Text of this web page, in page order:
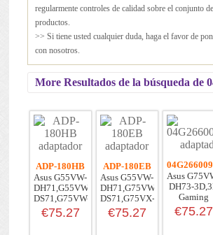
regularmente controles de calidad sobre el conjunto
productos.
>> Si tiene usted cualquier duda, haga el favor de
con nosotros.
More Resultados de la búsqueda de
ADP-180HB
Asus G55VW-
DH71,G55VW-
DS71,G75VW-
DH...
€75.27
ADP-180EB
Asus G55VW-
DH71,G75VW-
DS71,G75VX-
DS...
€75.27
Asus
DH73-
Gaming
Laptop
€75.27